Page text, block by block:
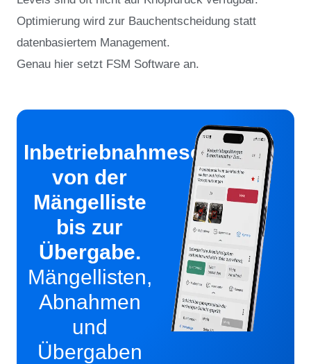
Optimierung wird zur Bauchentscheidung statt
datenbasiertem Management.
Genau hier setzt FSM Software an.
Inbetriebnahmesoftware
von der
Mängelliste
bis zur
Übergabe.
Mängellisten,
Abnahmen
und
Übergaben